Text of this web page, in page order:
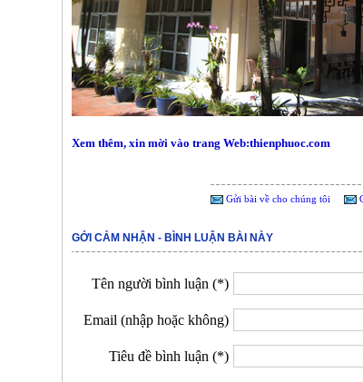
Xem thêm, xin mời vào trang Web:thienphuoc.com
Gửi bài về cho chúng tôi
GỞI CẢM NHẬN - BÌNH LUẬN BÀI NÀY
Tên người bình luận (*)
Email (nhập hoặc không)
Tiêu đề bình luận (*)